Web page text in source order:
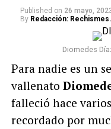
Published on 26 mayo,
By Redacción:
Diomedes
Para nadie es un
vallenato
falleció hace
recordado por